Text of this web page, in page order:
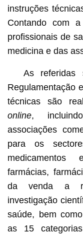
instruções
Contando com
profissionais de
medicina e das
As referidas
Regulamentação
técnicas são
online,
associações
para os
farmácias,
da venda a
investigação
saúde, bem
as 15